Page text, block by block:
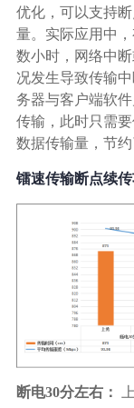
优化，可以支持
量。实际应用中
数小时，网络中
况发生导致传输
务器与客户端软
传输，此时只需
数据传输量，节
镭速传输断点续
断电30分左右：